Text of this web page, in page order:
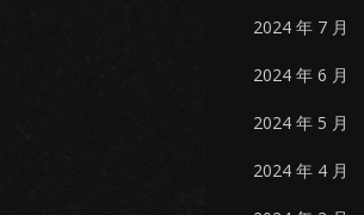
2024 年 7 月
2024 年 6 月
2024 年 5 月
2024 年 4 月